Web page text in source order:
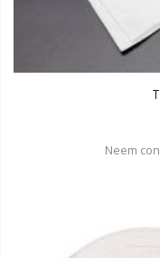
Neem